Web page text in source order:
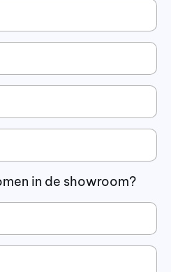
in de showroom?